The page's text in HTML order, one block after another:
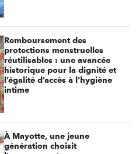
Remboursement des
protections menstruelles
réutilisables : une avancée
historique pour la dignité et
l’égalité d’accès à l’hygiène
intime
À Mayotte, une jeune
génération choisit